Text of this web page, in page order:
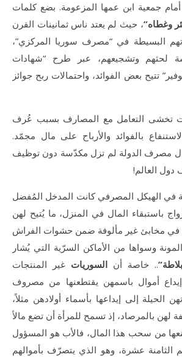
أمام جمعية ابن عمها المزعومة. بضع كلمات
وغطاه”، حيث لم يعتد ناس ثمانينات القرن
البسيطة في “مصرف سوريا المركزي”،
لحثهم وتشجيعهم، عبر طرح “شهادات
تتيح بعض الفوائد، واحتمالات ربح جوائز
تخشى التعامل مع المصارف بسبب عُرف
بالفوائد والأرباح على مال مجمّد.
مصرف الدولة لم تزل مكدّسة دون توظيف
العالم!
في الهيكل المصرفي كانت المدخل المُفضل
باستبقاء المال في المنزل، ما يُتيح لهن
في مخابئ غير مألوفة ضمن حشوات الفراش
وسواها من الأماكن السرّية التي يُشار
.. خاصة أن السوريات غير المنتجات
أموال باسمهن يقتطعنها من مصروف
الحيلة إلى إيداعها بأسماء أولادهن مثلاً،
لهن بالمرصاد، إذ تسمح للمرأة أن تضع مالاً
من سحب هذا المال، فالأب هو المسؤول
الثامنة عشرة، وهو الذي يتصرّف بأموالهم